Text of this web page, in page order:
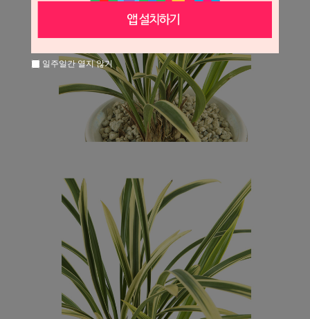
일주일간 열지 않기